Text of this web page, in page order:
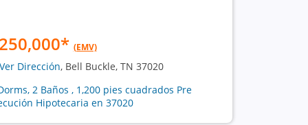
* (EMV)
Dirección, Bell Buckle, TN 37020
2 Baños , 1,200 pies cuadrados Pre
Hipotecaria en 37020